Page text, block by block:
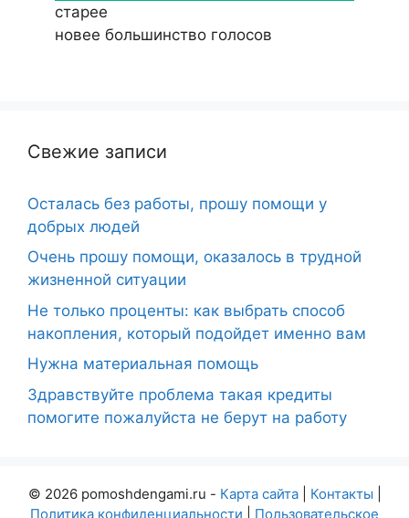
старее
новее большинство голосов
Свежие записи
Осталась без работы, прошу помощи у
добрых людей
Очень прошу помощи, оказалось в трудной
жизненной ситуации
Не только проценты: как выбрать способ
накопления, который подойдет именно вам
Нужна материальная помощь
Здравствуйте проблема такая кредиты
помогите пожалуйста не берут на работу
© 2026 pomoshdengami.ru - Карта сайта| Контакты
Политика конфиденциальности
Пользовательское